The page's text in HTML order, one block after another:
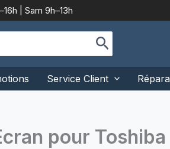
| Sam 9h–13h
Service Client
pour